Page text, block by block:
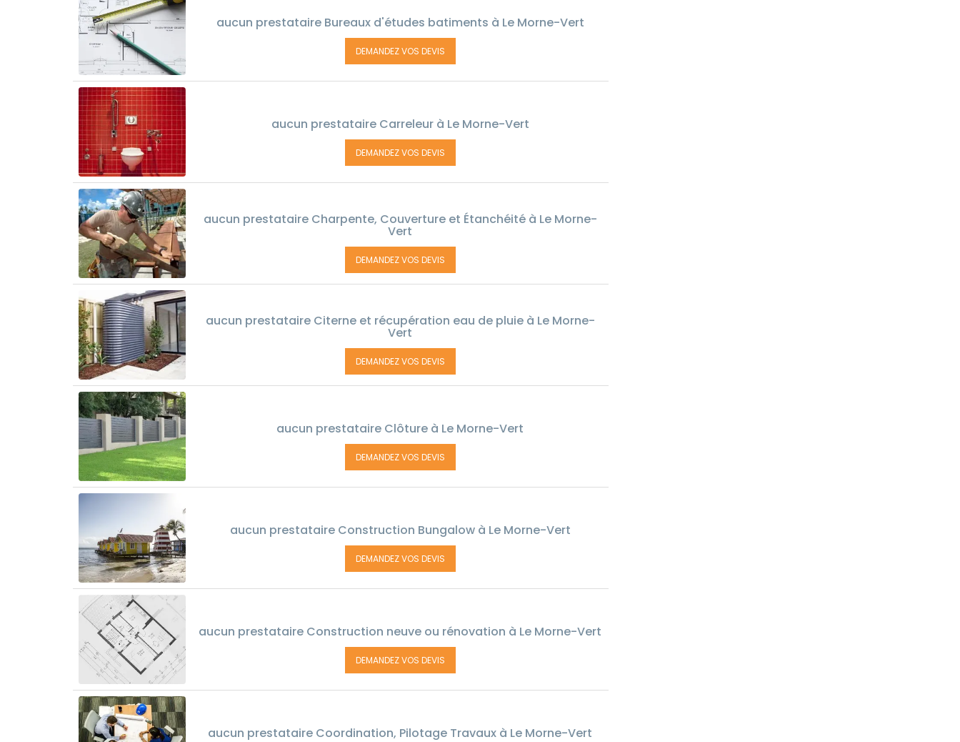
aucun prestataire Bureaux d'études batiments à Le Morne-Vert
DEMANDEZ VOS DEVIS
aucun prestataire Carreleur à Le Morne-Vert
DEMANDEZ VOS DEVIS
aucun prestataire Charpente, Couverture et Étanchéité à Le Morne-
Vert
DEMANDEZ VOS DEVIS
aucun prestataire Citerne et récupération eau de pluie à Le Morne-
Vert
DEMANDEZ VOS DEVIS
aucun prestataire Clôture à Le Morne-Vert
DEMANDEZ VOS DEVIS
aucun prestataire Construction Bungalow à Le Morne-Vert
DEMANDEZ VOS DEVIS
aucun prestataire Construction neuve ou rénovation à Le Morne-Vert
DEMANDEZ VOS DEVIS
aucun prestataire Coordination, Pilotage Travaux à Le Morne-Vert